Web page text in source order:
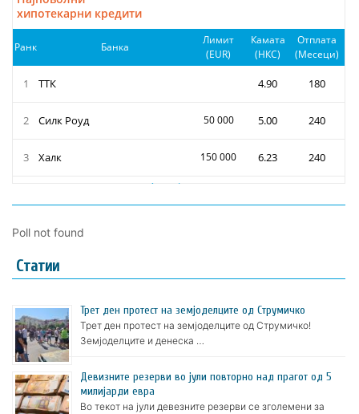
Poll not found
Статии
Трет ден протест на земјоделците од Струмичко
Трет ден протест на земјоделците од Струмичко!
Земјоделците и денеска …
Девизните резерви во јули повторно над прагот од 5
милијарди евра
Во текот на јули девезните резерви се зголемени за